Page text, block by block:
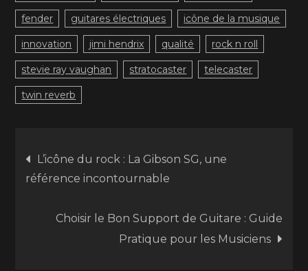
fender guitares électriques icône de la musique
innovation jimi hendrix qualité rock n roll
stevie ray vaughan stratocaster telecaster
twin reverb
Navigation
de
l’article
L’icône du rock : La Gibson SG, une
référence incontournable
Choisir le Bon Support de Guitare : Guide
Pratique pour les Musiciens